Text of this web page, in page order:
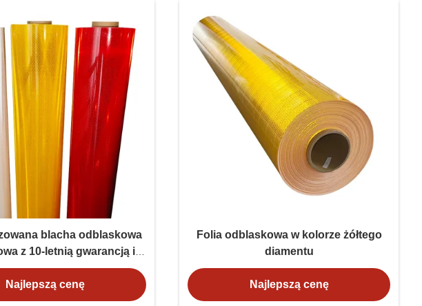
blacha odblaskowa
z 10-letnią gwarancją i
z ASTM D4956 Typ XI
Najlepszą cenę
Folia odblaskowa w kolorze żółtego
diamentu
Najlepszą cenę